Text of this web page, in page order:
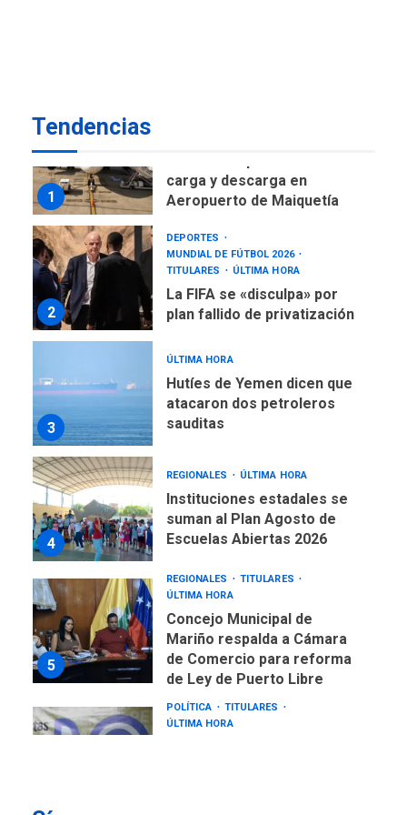
Tendencias
1
carga y descarga en
Aeropuerto de Maiquetía
2
DEPORTES
MUNDIAL DE FÚTBOL 2026
TITULARES
ÚLTIMA HORA
La FIFA se «disculpa» por
plan fallido de privatización
3
ÚLTIMA HORA
Hutíes de Yemen dicen que
atacaron dos petroleros
sauditas
4
REGIONALES ÚLTIMA HORA
Instituciones estadales se
suman al Plan Agosto de
Escuelas Abiertas 2026
5
REGIONALES
TITULARES
ÚLTIMA HORA
Concejo Municipal de
Mariño respalda a Cámara
de Comercio para reforma
de Ley de Puerto Libre
POLÍTICA
TITULARES
ÚLTIMA HORA